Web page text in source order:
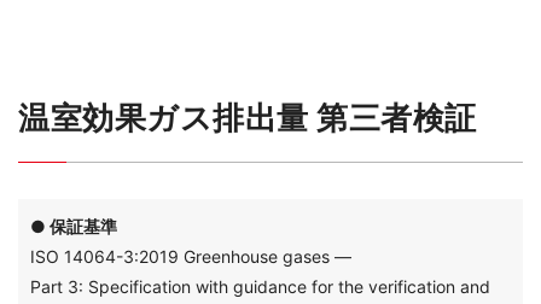
温室効果ガス排出量 第三者検証
● 保証基準
ISO 14064-3:2019 Greenhouse gases —
Part 3: Specification with guidance for the verification and